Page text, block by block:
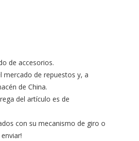
de accesorios.
mercado de repuestos y, a
de China.
del artículo es de
con su mecanismo de giro o